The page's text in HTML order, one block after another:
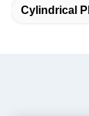
Cylindrical